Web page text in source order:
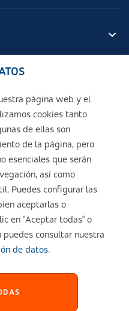
página web y el
cookies tanto
de ellas son
de la página, pero
esenciales que serán
así como
Puedes configurar las
aceptarlas o
en "Aceptar todas" o
puedes consultar nuestra
de datos.